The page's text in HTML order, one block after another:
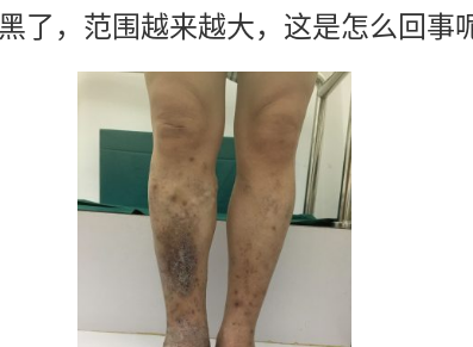
了，范围越来越大，这是怎么回事